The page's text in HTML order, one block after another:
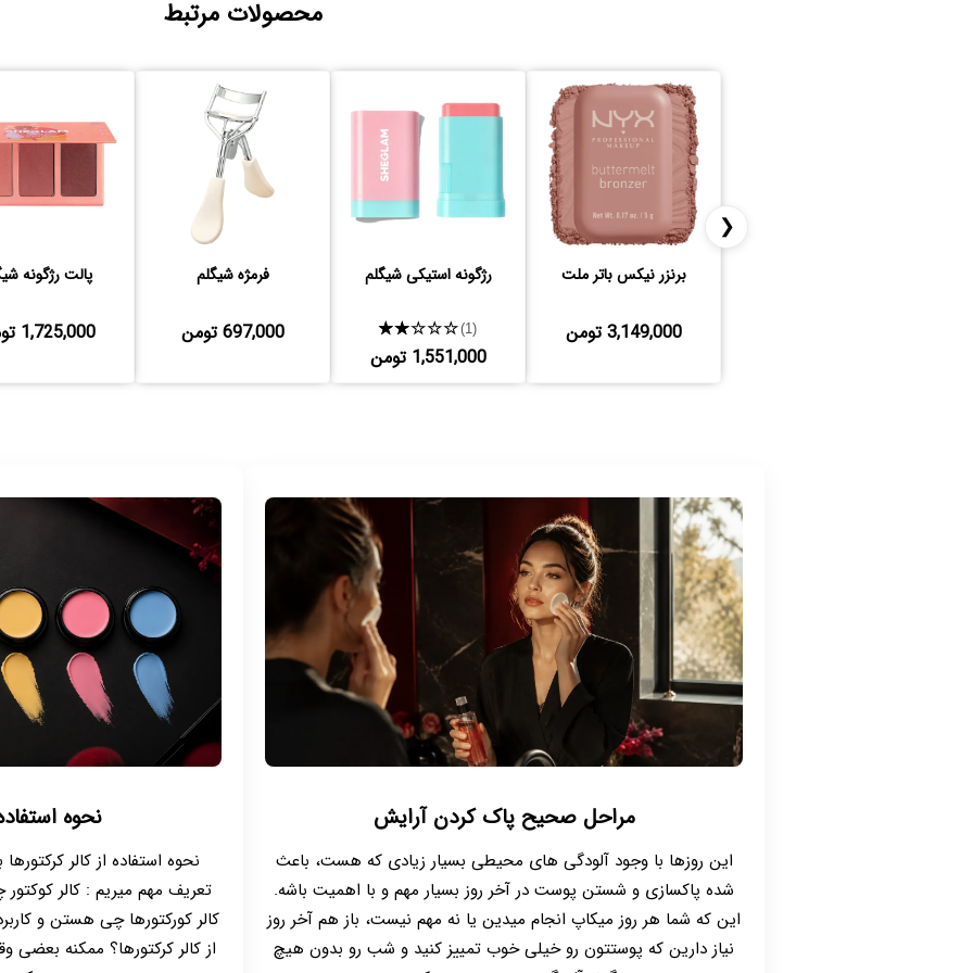
محصولات مرتبط
❮
برنزر نیکس باتر ملت
3,149,000 تومن
رژگونه استیکی شیگلم
★★★★★(1)
1,551,000 تومن
فرمژه شیگلم
697,000 تومن
پالت رژگونه
1,725,000 تومن
مراحل صحیح پاک کردن آرایش
این روزها با وجود آلودگی های محیطی بسیار زیادی که هست، باعث
شده پاکسازی و شستن پوست در آخر روز بسیار مهم و با اهمیت باشه.
این که شما هر روز میکاپ انجام میدین یا نه مهم نیست، باز هم آخر روز
نیاز دارین که پوستتون رو خیلی خوب تمییز کنید و شب رو بدون هیچ
نحوه
نحوه استفاده از کالر
تعریف مهم میریم : کالر
کالر کورکتورها چی هستن و
از کالر کرکتورها؟ ممکنه بعضی